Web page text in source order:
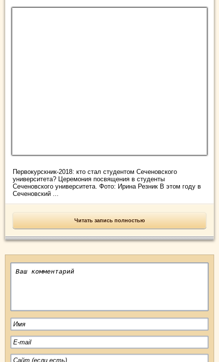
Первокурскник-2018: кто стал студентом Сеченовского
университета? Церемония посвящения в студенты
Сеченовского университета. Фото: Ирина Резник В этом году в
Сеченовский ...
Читать запись полностью